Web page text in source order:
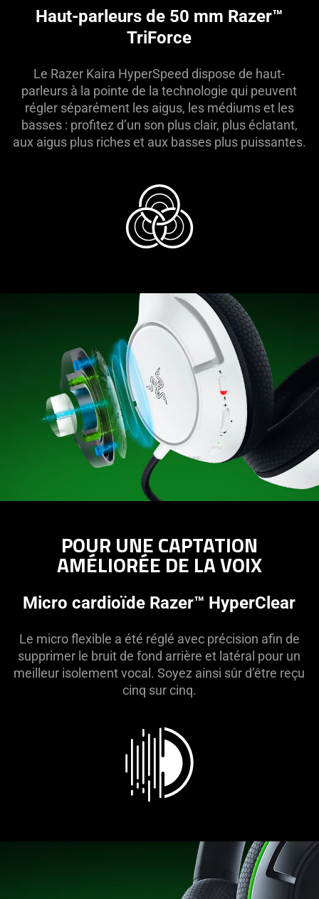
Haut-parleurs de 50 mm Razer™
TriForce
Le Razer Kaira HyperSpeed dispose de haut-
parleurs à la pointe de la technologie qui peuvent
régler séparément les aigus, les médiums et les
basses : profitez d’un son plus clair, plus éclatant,
aux aigus plus riches et aux basses plus puissantes.
POUR UNE CAPTATION
AMÉLIORÉE DE LA VOIX
Micro cardioïde Razer™ HyperClear
Le micro flexible a été réglé avec précision afin de
supprimer le bruit de fond arrière et latéral pour un
meilleur isolement vocal. Soyez ainsi sûr d’être reçu
cinq sur cinq.